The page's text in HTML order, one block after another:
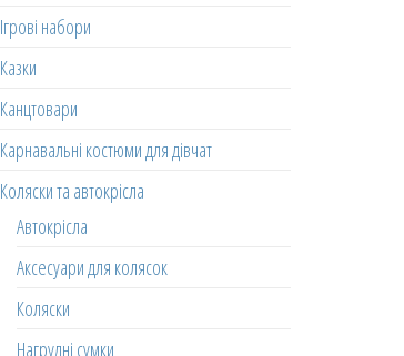
Ігрові набори
Казки
Канцтовари
Карнавальні костюми для дівчат
Коляски та автокрісла
Автокрісла
Аксесуари для колясок
Коляски
Нагрудні сумки